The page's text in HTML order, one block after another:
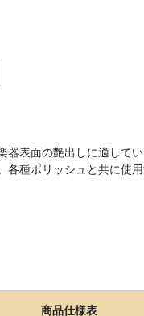
器表面の艶出しに適して
各種ポリッシュと共に使
商品仕様表